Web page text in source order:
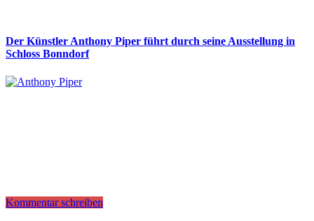
Der Künstler Anthony Piper führt durch seine Ausstellung in
Schloss Bonndorf
Kommentar schreiben